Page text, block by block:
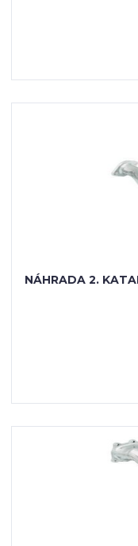
NÁHRADA 2.